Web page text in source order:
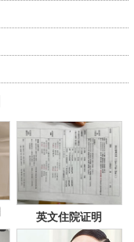
英文住院证明